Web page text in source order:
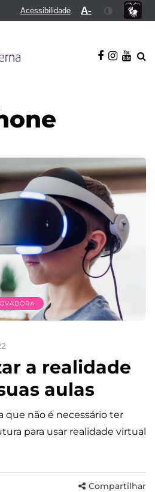
Acessibilidade A-
a realidade
aulas
que não é necessário ter
para usar realidade virtual
Compartilhar